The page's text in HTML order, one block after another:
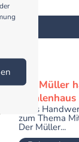
Der Müller
Mühlenhaus
Altes
zum Thema
Der Müller...